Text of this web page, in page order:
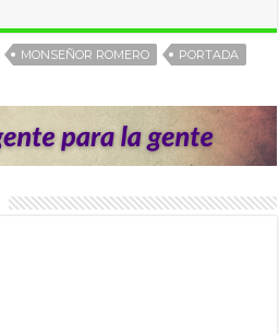
MONSEÑOR ROMERO PORTADA